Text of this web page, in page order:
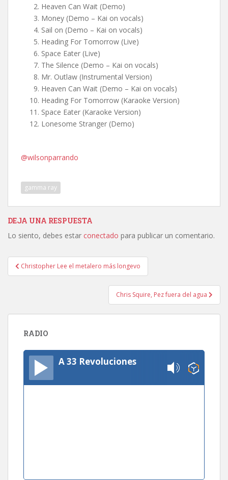
Heaven Can Wait (Demo)
Money (Demo – Kai on vocals)
Sail on (Demo – Kai on vocals)
Heading For Tomorrow (Live)
Space Eater (Live)
The Silence (Demo – Kai on vocals)
Mr. Outlaw (Instrumental Version)
Heaven Can Wait (Demo – Kai on vocals)
Heading For Tomorrow (Karaoke Version)
Space Eater (Karaoke Version)
Lonesome Stranger (Demo)
@wilsonparrando
gamma ray
DEJA UNA RESPUESTA
Lo siento, debes estar conectado para publicar un comentario.
Navegación
de
Christopher Lee el metalero más longevo
Chris Squire, Pez fuera del agua
RADIO
A 33 Revoluciones